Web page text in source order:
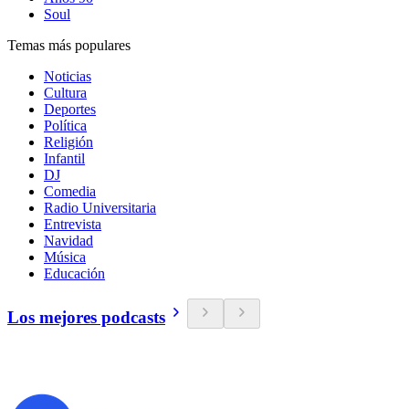
Soul
Temas más populares
Noticias
Cultura
Deportes
Política
Religión
Infantil
DJ
Comedia
Radio Universitaria
Entrevista
Navidad
Música
Educación
Los mejores podcasts